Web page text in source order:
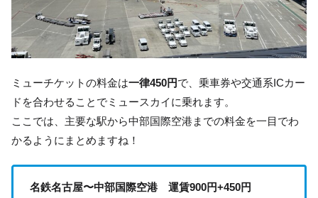
ミューチケットの料金は一律450円で、乗車券や交通系ICカー
ドを合わせることでミュースカイに乗れます。
ここでは、主要な駅から中部国際空港までの料金を一目でわ
かるようにまとめますね！
名鉄名古屋〜中部国際空港 運賃900円+450円